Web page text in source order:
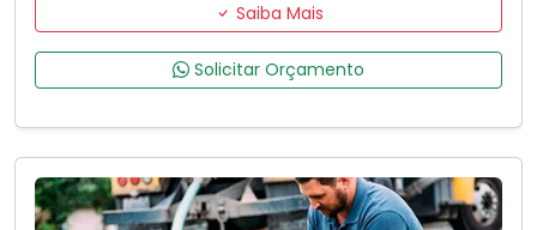
Saiba Mais
Solicitar Orçamento